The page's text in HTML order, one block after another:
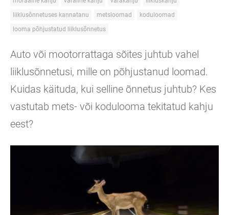
liiklusõnnetuses kannatanu
metsloomad
koduloomad
looma põhjustatud liiklusõnnetus
Auto või mootorrattaga sõites juhtub vahel
liiklusõnnetusi, mille on põhjustanud loomad.
Kuidas käituda, kui selline õnnetus juhtub? Kes
vastutab mets- või kodulooma tekitatud kahju
eest?